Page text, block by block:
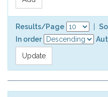
Results/Page
In order